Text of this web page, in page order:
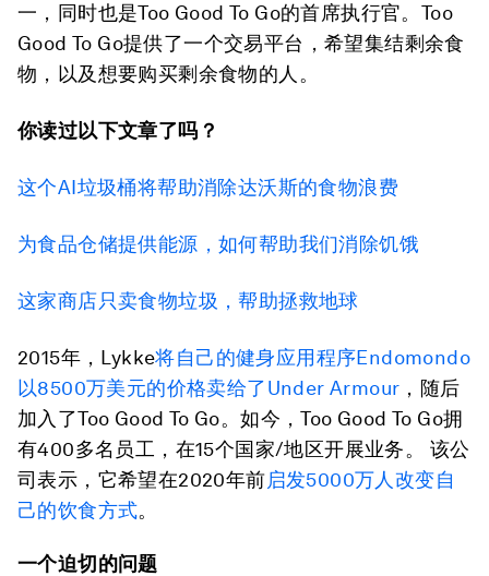
一，同时也是Too Good To Go的首席执行官。Too
Good To Go提供了一个交易平台，希望集结剩余食
物，以及想要购买剩余食物的人。
你读过以下文章了吗？
这个AI垃圾桶将帮助消除达沃斯的食物浪费
为食品仓储提供能源，如何帮助我们消除饥饿
这家商店只卖食物垃圾，帮助拯救地球
2015年，Lykke将自己的健身应用程序Endomondo
以8500万美元的价格卖给了Under Armour ，随后
加入了Too Good To Go。如今，Too Good To Go拥
有400多名员工，在15个国家/地区开展业务。 该公
司表示，它希望在2020年前启发5000万人改变自
己的饮食方式。
一个迫切的问题